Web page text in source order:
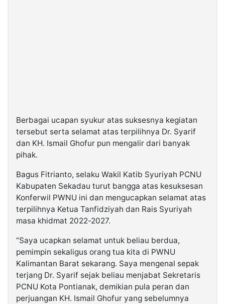
Berbagai ucapan syukur atas suksesnya kegiatan
tersebut serta selamat atas terpilihnya Dr. Syarif
dan KH. Ismail Ghofur pun mengalir dari banyak
pihak.
Bagus Fitrianto, selaku Wakil Katib Syuriyah PCNU
Kabupaten Sekadau turut bangga atas kesuksesan
Konferwil PWNU ini dan mengucapkan selamat atas
terpilihnya Ketua Tanfidziyah dan Rais Syuriyah
masa khidmat 2022-2027.
“Saya ucapkan selamat untuk beliau berdua,
pemimpin sekaligus orang tua kita di PWNU
Kalimantan Barat sekarang. Saya mengenal sepak
terjang Dr. Syarif sejak beliau menjabat Sekretaris
PCNU Kota Pontianak, demikian pula peran dan
perjuangan KH. Ismail Ghofur yang sebelumnya